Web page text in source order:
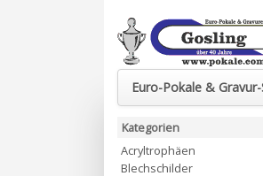
Euro-Pokale &
Kategorien
Acryltrophäen
Blechschilder